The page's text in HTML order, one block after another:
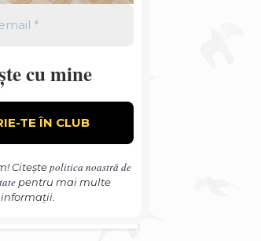
cu mine
Citeștepolitica noastră de
pentru mai multe
informații.